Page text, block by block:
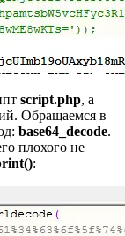
script.php, а
Обращаемся в
base64_decode.
плохого не
: